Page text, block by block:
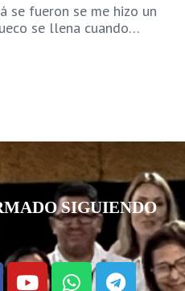
se fueron se me hizo un
se llena cuando…
SIGUIENDO